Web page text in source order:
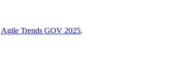
Agile Trends GOV 2025.